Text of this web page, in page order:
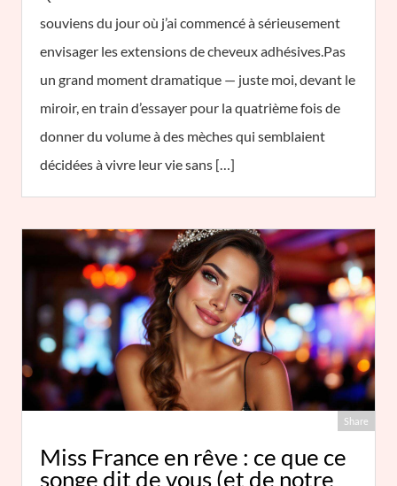
souviens du jour où j’ai commencé à sérieusement
envisager les extensions de cheveux adhésives.Pas
un grand moment dramatique — juste moi, devant le
miroir, en train d’essayer pour la quatrième fois de
donner du volume à des mèches qui semblaient
décidées à vivre leur vie sans […]
Share
Miss France en rêve : ce que ce
songe dit de vous (et de notre